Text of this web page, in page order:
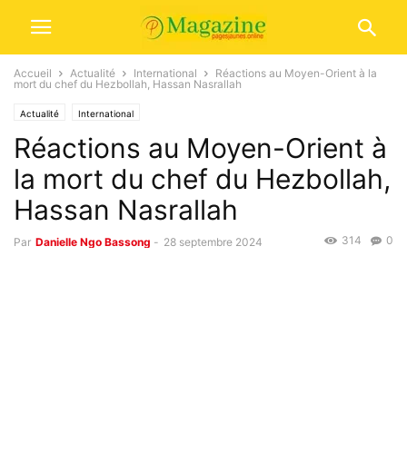
Accueil Actualité International
Réactions au Moyen-Orient à la
mort du chef du Hezbollah, Hassan Nasrallah
Actualité International
Réactions au Moyen-Orient à
la mort du chef du Hezbollah,
Hassan Nasrallah
Par Danielle Ngo Bassong - 28 septembre 2024 0
314